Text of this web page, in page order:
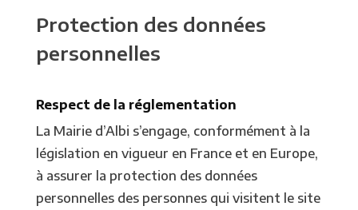
Protection des données
personnelles
Respect de la réglementation
La Mairie d’Albi s’engage, conformément à la
législation en vigueur en France et en Europe,
à assurer la protection des données
personnelles des personnes qui visitent le site